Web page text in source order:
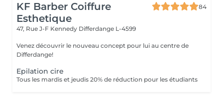
KF Barber Coiffure
Esthetique
84
47, Rue J-F Kennedy Differdange L-4599
Venez découvrir le nouveau concept pour lui au centre de
Differdange!
Epilation cire
Tous les mardis et jeudis 20% de réduction pour les étudiants